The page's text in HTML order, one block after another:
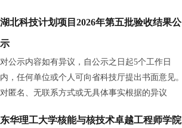
湖北科技计划项目2026年第五批验收结果公
示
对公示内容如有异议，自公示之日起5个工作日
内，任何单位或个人可向省科技厅提出书面意见。
对匿名、无联系方式或无具体事实根据的异议
东华理工大学核能与核技术卓越工程师学院